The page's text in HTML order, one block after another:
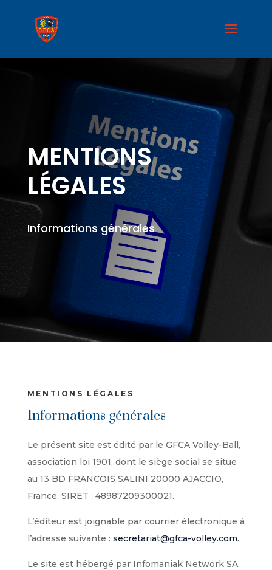
MENTIONS
LÉGALES
Informations générales
MENTIONS LÉGALES
Informations générales
Le présent site est édité par le GFCA Volley-Ball,
association loi 1901, dont le siège social se situe
au 13 BD FRANCOIS SALINI 20000 AJACCIO,
France. SIRET : 48987209300021.
L’éditeur est joignable par courrier électronique à
l’adresse suivante : secretariat@gfca-volley.com.
Le site est hébergé par Infomaniak Network SA,